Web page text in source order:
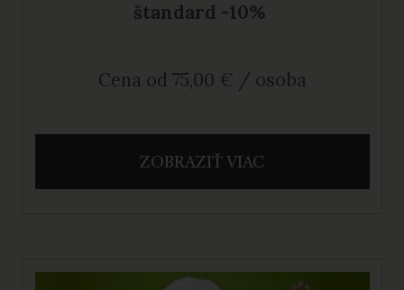
štandard -10%
Cena od 75,00 € / osoba
ZOBRAZIŤ VIAC